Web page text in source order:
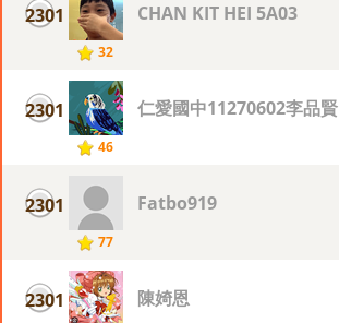
2301
32
CHAN KIT HEI 5A03
2301
46
仁愛國中11270602李品賢
2301
77
Fatbo919
2301 陳婍恩